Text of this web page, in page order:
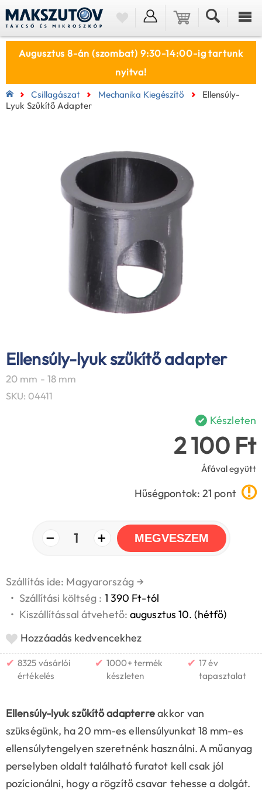
Augusztus 8-án (szombat) 9:30-14:00-ig tartunk
nyitva!
Csillagászat Mechanika Kiegészítő
Ellensúly-
Lyuk Szűkítő Adapter
Ellensúly-lyuk szűkítő adapter
20 mm - 18 mm
SKU: 04411
Készleten
2 100 Ft
Áfával együtt
Hűségpontok: 21 pont
− 1 + MEGVESZEM
Szállítás ide: Magyarország →
• Szállítási költség : 1 390 Ft-tól
• Kiszállítással átvehető:augusztus 10. (hétfő)
Hozzáadás kedvencekhez
✔ 8325 vásárlói
értékelés
✔ 1000+ termék
készleten
✔ 17 év
tapasztalat
Ellensúly-lyuk szűkítő adapterreakkor van
szükségünk, ha 20 mm-es ellensúlyunkat 18 mm-es
ellensúlytengelyen szeretnénk használni. A műanyag
perselyben oldalt található furatot kell csak jól
pozícionálni, hogy a rögzítő csavar tehesse a dolgát.